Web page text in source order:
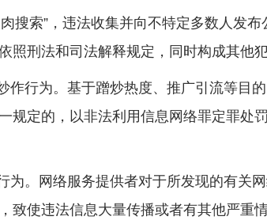
索”，违法收集并向不特定多数人发布
照刑法和司法解释规定，同时构成其他
行为。基于蹭炒热度、推广引流等目
规定的，以非法利用信息网络罪定罪处
。网络服务提供者对于所发现的有关
致使违法信息大量传播或者有其他严重